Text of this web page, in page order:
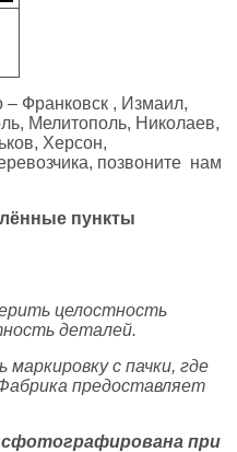
Франковск , Измаил,
Мелитополь, Николаев,
Херсон,
позвоните нам
пункты
целостность
деталей.
с пачки, где
предоставляет
при